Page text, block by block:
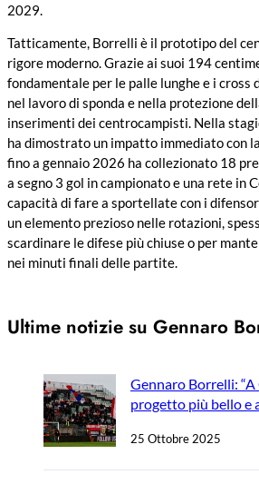
2029.
Tatticamente, Borrelli è il prototipo del
rigore moderno. Grazie ai suoi 194
fondamentale per le palle lunghe e i cross
nel lavoro di sponda e nella protezione
inserimenti dei centrocampisti. Nella
ha dimostrato un impatto immediato con
fino a gennaio 2026 ha collezionato 18
a segno 3 gol in campionato e una rete in
capacità di fare a sportellate con i
un elemento prezioso nelle rotazioni,
scardinare le difese più chiuse o per
nei minuti finali delle partite.
Ultime notizie su Gennaro
Gennaro Borrelli:
progetto più bello e
25 Ottobre 2025